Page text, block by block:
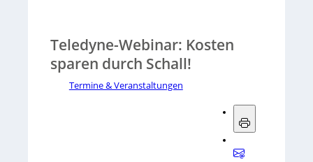
Teledyne-Webinar: Kosten
sparen durch Schall!
Termine & Veranstaltungen